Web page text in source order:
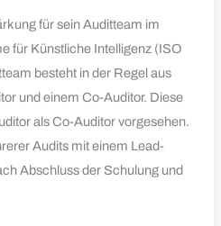
für sein Auditteam im
für Künstliche Intelligenz (ISO
besteht in der Regel aus
und einem Co-Auditor. Diese
als Co-Auditor vorgesehen.
Audits mit einem Lead-
Abschluss der Schulung und